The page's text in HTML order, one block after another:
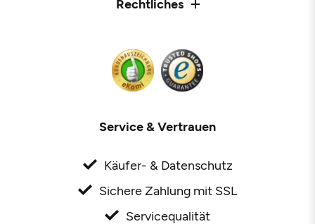
Rechtliches
Service & Vertrauen
Käufer- & Datenschutz
Sichere Zahlung mit SSL
Servicequalität